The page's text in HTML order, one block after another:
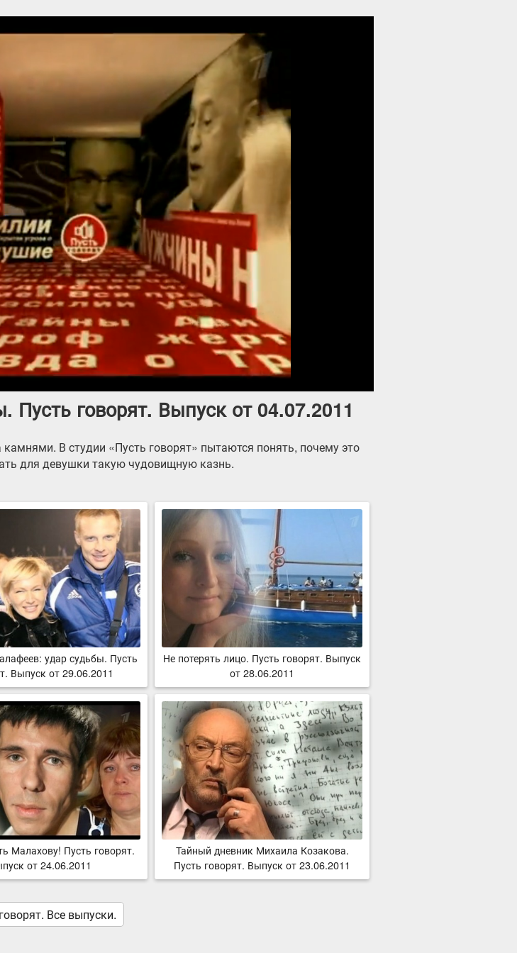
говорят. Выпуск от 04.07.2011
В студии «Пусть говорят» пытаются понять, почему это
для девушки такую чудовищную казнь.
удар судьбы. Пусть
Выпуск от 29.06.2011
Не потерять лицо. Пусть говорят. Выпуск
от 28.06.2011
Малахову! Пусть говорят.
от 24.06.2011
Тайный дневник Михаила Козакова.
Пусть говорят. Выпуск от 23.06.2011
Все выпуски.